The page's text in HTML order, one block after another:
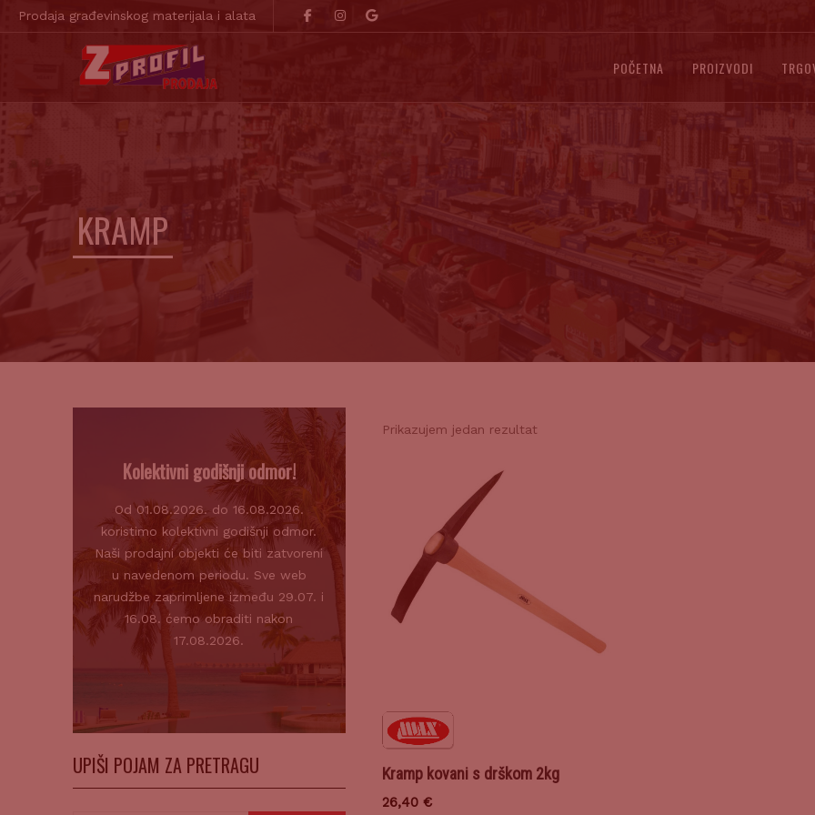
Prodaja građevinskog materijala i alata
POČETNA PROIZVODI
KRAMP
Prikazujem jedan rezultat
Kramp kovani s drškom 2kg
26,40 €
Kolektivni godišnji odmor!
Od 01.08.2026. do 16.08.2026.
koristimo kolektivni godišnji odmor.
Naši prodajni objekti će biti zatvoreni
u navedenom periodu. Sve web
narudžbe zaprimljene između 29.07. i
16.08. ćemo obraditi nakon
17.08.2026.
UPIŠI POJAM ZA PRETRAGU